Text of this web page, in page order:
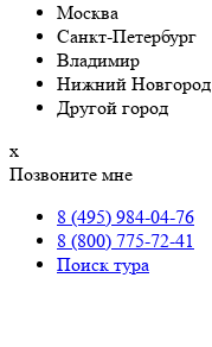
Москва
Санкт-Петербург
Владимир
Нижний Новгород
Другой город
х
Позвоните мне
8 (495) 984-04-76
8 (800) 775-72-41
Поиск тура